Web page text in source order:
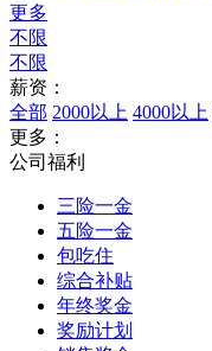
更多
不限
不限
薪资：
全部 2000以上 4000以上
更多：
公司福利
三险一金
五险一金
包吃住
综合补贴
年终奖金
奖励计划